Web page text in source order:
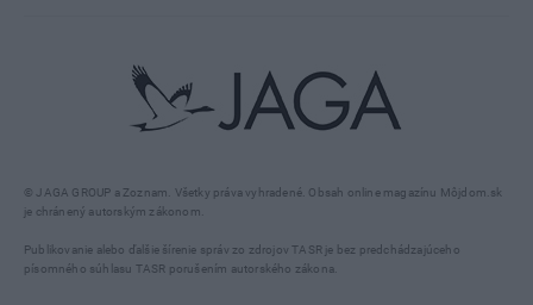
© JAGA GROUP a Zoznam. Všetky práva vyhradené. Obsah online magazínu Môjdom.sk
je chránený autorským zákonom.
Publikovanie alebo ďalšie šírenie správ zo zdrojov TASR je bez predchádzajúceho
písomného súhlasu TASR porušením autorského zákona.